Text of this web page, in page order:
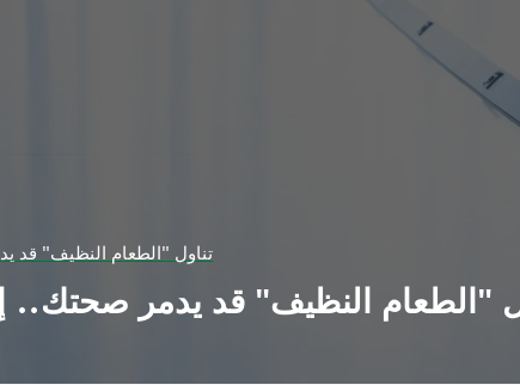
تناول "الطعام النظيف" قد
"الطعام النظيف" قد يدمر صحتك..